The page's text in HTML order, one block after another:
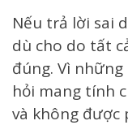
Nếu trả lời sai
dù cho do tất
đúng. Vì
hỏi mang tính
và không được